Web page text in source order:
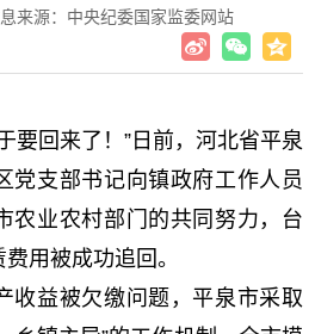
来源：中央纪委国家监委网站
要回来了！”日前，河北省平泉
党支部书记向镇政府工作人员
农业农村部门的共同努力，台
用被成功追回。
益被欠缴问题，平泉市采取